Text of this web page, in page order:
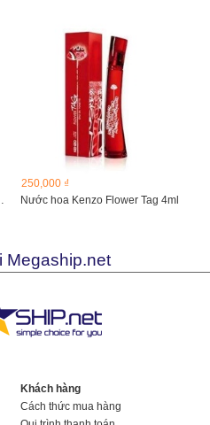
100ml
250,000 ₫
Nước hoa Kenzo Flower Tag 4ml
Megaship.net
Khách hàng
Cách thức mua hàng